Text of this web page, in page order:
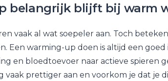
belangrijk blijft bij warm
vaak al wat soepeler aan. Toch
Een warming-up doen is altijd een goed
en bloedtoevoer naar actieve spieren
vaak prettiger aan en voorkom je dat je